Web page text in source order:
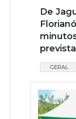
De
GERAL